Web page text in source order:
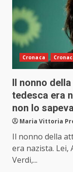
Cronaca
Il nonno
tedesca era
non lo sapeva
Maria Vittoria
Il nonno della
era nazista. Lei,
Verdi,...